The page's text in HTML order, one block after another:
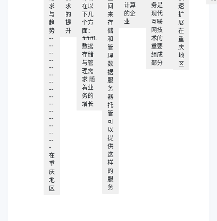
求
与
趋
势
--
--
--
--
--
--
--
--
--
--
--
--
--
--
--
-
在
重
庆
地
区
求
的
提
升
在以
下几
个方
面：
###1.
数据
存储
与管
理需
求 随
着业
务的
增长
间
来
存
储
和
管
理
数
据
服
务
器
托
管
可
以
提
供
这
样
的
服
务
计算
的企
业
务是
现代
互联
网技
术的
重要
组成
部分
速
扩
展
在
重
庆
地
区